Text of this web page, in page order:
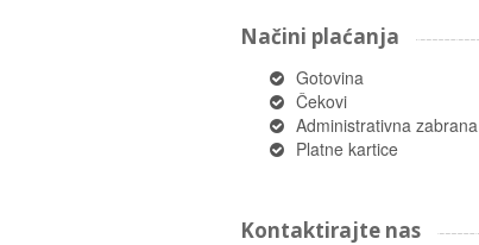
Načini plaćanja
Gotovina
Čekovi
Administrativna zabrana
Platne kartice
Kontaktirajte nas